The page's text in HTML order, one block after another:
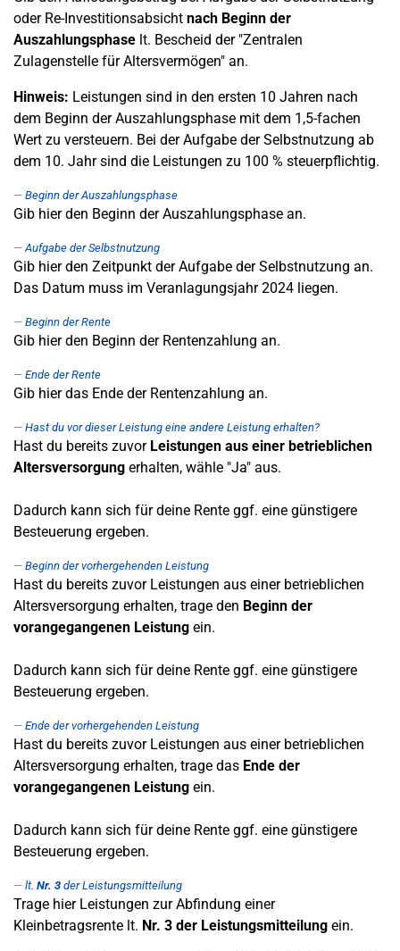
oder Re-Investitionsabsicht nach Beginn der
Auszahlungsphase lt. Bescheid der "Zentralen
Zulagenstelle für Altersvermögen" an.
Hinweis: Leistungen sind in den ersten 10 Jahren nach
dem Beginn der Auszahlungsphase mit dem 1,5-fachen
Wert zu versteuern. Bei der Aufgabe der Selbstnutzung ab
dem 10. Jahr sind die Leistungen zu 100 % steuerpflichtig.
Beginn der Auszahlungsphase
Gib hier den Beginn der Auszahlungsphase an.
Aufgabe der Selbstnutzung
Gib hier den Zeitpunkt der Aufgabe der Selbstnutzung an.
Das Datum muss im Veranlagungsjahr 2024 liegen.
Beginn der Rente
Gib hier den Beginn der Rentenzahlung an.
Ende der Rente
Gib hier das Ende der Rentenzahlung an.
Hast du vor dieser Leistung eine andere Leistung erhalten?
Hast du bereits zuvor Leistungen aus einer betrieblichen
Altersversorgung erhalten, wähle "Ja" aus.
Dadurch kann sich für deine Rente ggf. eine günstigere
Besteuerung ergeben.
Beginn der vorhergehenden Leistung
Hast du bereits zuvor Leistungen aus einer betrieblichen
Altersversorgung erhalten, trage den Beginn der
vorangegangenen Leistung ein.
Dadurch kann sich für deine Rente ggf. eine günstigere
Besteuerung ergeben.
Ende der vorhergehenden Leistung
Hast du bereits zuvor Leistungen aus einer betrieblichen
Altersversorgung erhalten, trage das Ende der
vorangegangenen Leistung ein.
Dadurch kann sich für deine Rente ggf. eine günstigere
Besteuerung ergeben.
lt. Nr. 3 der Leistungsmitteilung
Trage hier Leistungen zur Abfindung einer
Kleinbetragsrente lt. Nr. 3 der Leistungsmitteilung ein.